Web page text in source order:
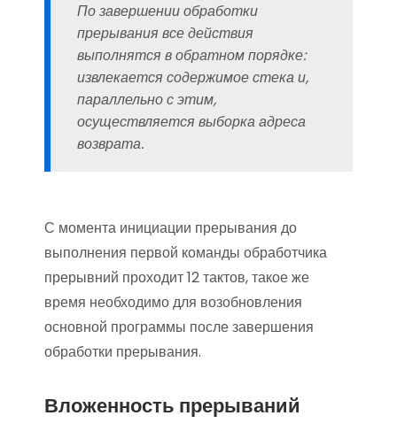
По завершении обработки
прерывания все действия
выполнятся в обратном порядке:
извлекается содержимое стека и,
параллельно с этим,
осуществляется выборка адреса
возврата.
С момента инициации прерывания до
выполнения первой команды обработчика
прерывний проходит 12 тактов, такое же
время необходимо для возобновления
основной программы после завершения
обработки прерывания.
Вложенность прерываний